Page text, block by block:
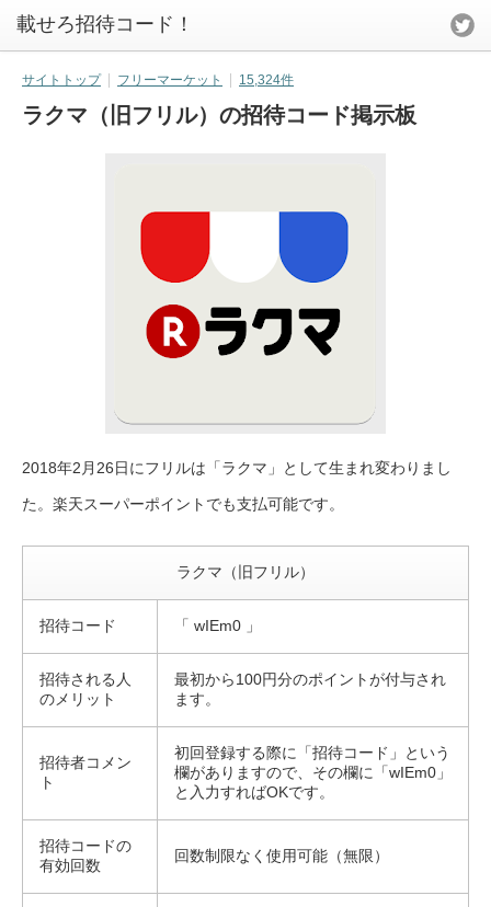
載せろ招待コード！
サイトトップ フリーマーケット 15,324件
ラクマ（旧フリル）の招待コード掲示板
2018年2月26日にフリルは「ラクマ」として生まれ変わりまし
た。楽天スーパーポイントでも支払可能です。
ラクマ（旧フリル）
招待コード 「 wIEm0 」
招待される人
のメリット
最初から100円分のポイントが付与され
ます。
招待者コメン
ト
初回登録する際に「招待コード」という
欄がありますので、その欄に「wIEm0」
と入力すればOKです。
招待コードの
有効回数
回数制限なく使用可能（無限）